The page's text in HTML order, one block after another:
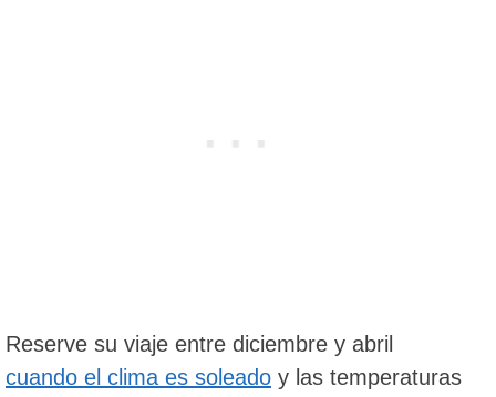
Reserve su viaje entre diciembre y abril
cuando el clima es soleado y las temperaturas